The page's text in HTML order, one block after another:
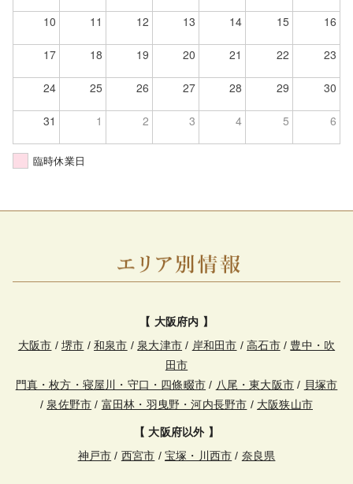
10 11 12 13 14 15 16
17 18 19 20 21 22 23
24 25 26 27 28 29 30
31 1 2 3 4 5 6
臨時休業日
【 大阪府内 】
大阪市 /堺市 /和泉市 / 泉大津市 / 岸和田市 /高石市/ 豊中・吹
田市
門真・枚方・寝屋川・守口・四條畷市 / 八尾・東大阪市 / 貝塚市
/ 泉佐野市 / 富田林・羽曳野・河内長野市 / 大阪狭山市
【 大阪府以外 】
神戸市 / 西宮市 / 宝塚・川西市 / 奈良県